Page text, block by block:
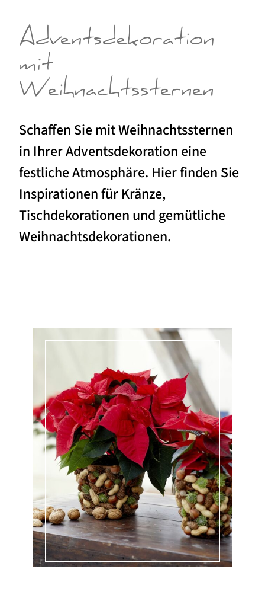
Adventsdekoration
mit
Weihnachtssternen
Schaffen Sie mit Weihnachtssternen
in Ihrer Adventsdekoration eine
festliche Atmosphäre. Hier finden Sie
Inspirationen für Kränze,
Tischdekorationen und gemütliche
Weihnachtsdekorationen.